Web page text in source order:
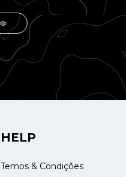
HELP
Temos & Condições